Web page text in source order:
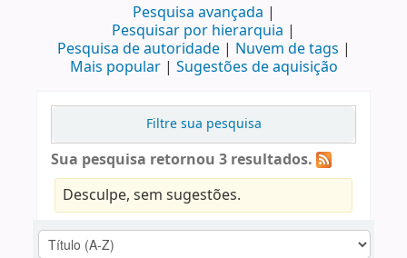
Pesquisa avançada
Pesquisar por hierarquia
Pesquisa de autoridade
Nuvem de tags
Mais popular
Sugestões de aquisição
Filtre sua pesquisa
Sua pesquisa retornou 3 resultados.
Desculpe, sem sugestões.